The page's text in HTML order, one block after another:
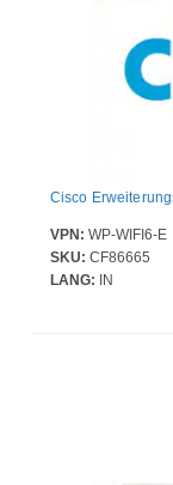
Cisco
VPN: WP-WIFI6-E
SKU: CF86665
LANG: IN